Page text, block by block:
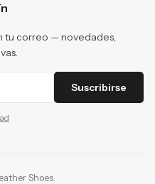
tu correo — novedades,
Suscribirse
Shoes.